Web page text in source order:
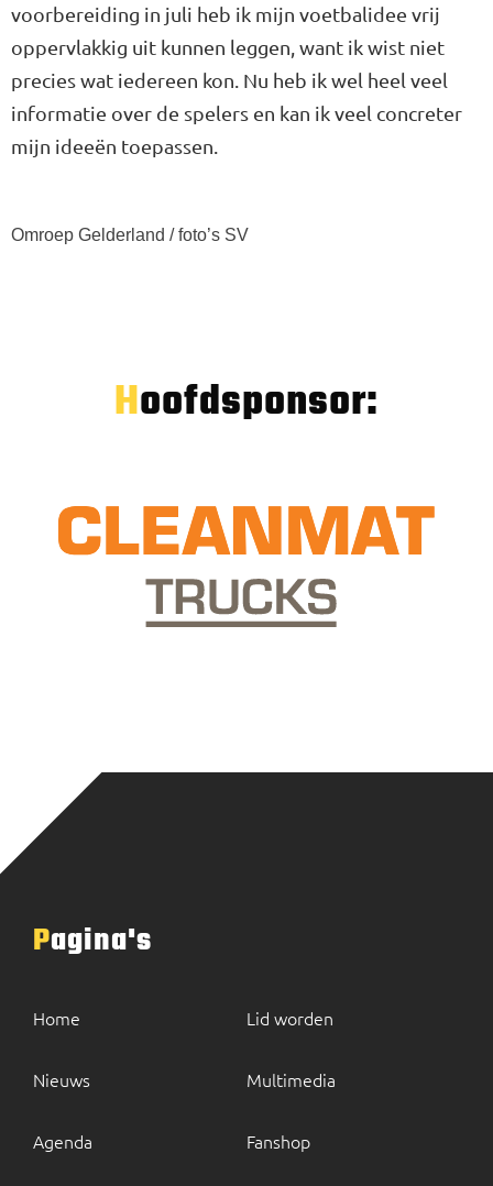
voorbereiding in juli heb ik mijn voetbalidee vrij
oppervlakkig uit kunnen leggen, want ik wist niet
precies wat iedereen kon. Nu heb ik wel heel veel
informatie over de spelers en kan ik veel concreter
mijn ideeën toepassen.
Omroep Gelderland / foto’s SV
Hoofdsponsor:
Pagina's
Home
Nieuws
Agenda
Lid worden
Multimedia
Fanshop